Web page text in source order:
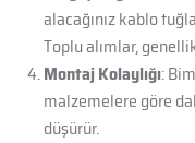
alacağınız kablo
Toplu alımlar,
Montaj Kolaylığı:
malzemelere göre
düşürür.